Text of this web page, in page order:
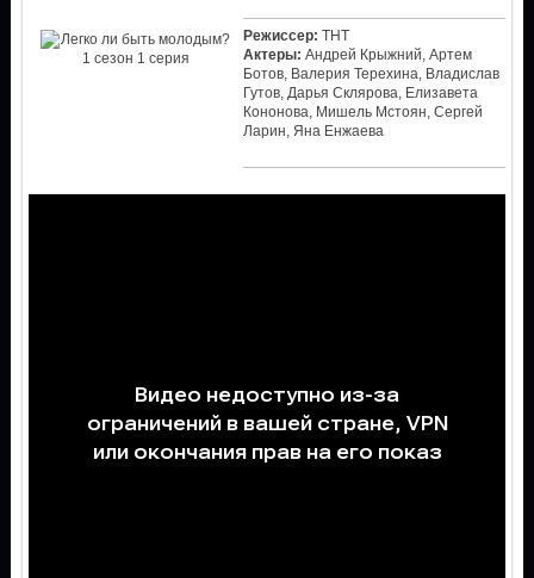
Режиссер: ТНТ
Актеры: Андрей Крыжний, Артем
Ботов, Валерия Терехина, Владислав
Гутов, Дарья Склярова, Елизавета
Кононова, Мишель Мстоян, Сергей
Ларин, Яна Енжаева